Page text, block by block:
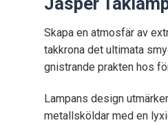
Skapa en atmosfär av
takkrona det ultimata
gnistrande prakten hos
Lampans design
metallsköldar med en